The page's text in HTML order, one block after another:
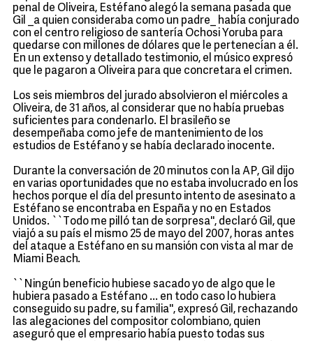
penal de Oliveira, Estéfano alegó la semana pasada que
Gil _a quien consideraba como un padre_ había conjurado
con el centro religioso de santería Ochosi Yoruba para
quedarse con millones de dólares que le pertenecían a él.
En un extenso y detallado testimonio, el músico expresó
que le pagaron a Oliveira para que concretara el crimen.
Los seis miembros del jurado absolvieron el miércoles a
Oliveira, de 31 años, al considerar que no había pruebas
suficientes para condenarlo. El brasileño se
desempeñaba como jefe de mantenimiento de los
estudios de Estéfano y se había declarado inocente.
Durante la conversación de 20 minutos con la AP, Gil dijo
en varias oportunidades que no estaba involucrado en los
hechos porque el día del presunto intento de asesinato a
Estéfano se encontraba en España y no en Estados
Unidos. ``Todo me pilló tan de sorpresa'', declaró Gil, que
viajó a su país el mismo 25 de mayo del 2007, horas antes
del ataque a Estéfano en su mansión con vista al mar de
Miami Beach.
``Ningún beneficio hubiese sacado yo de algo que le
hubiera pasado a Estéfano ... en todo caso lo hubiera
conseguido su padre, su familia'', expresó Gil, rechazando
las alegaciones del compositor colombiano, quien
aseguró que el empresario había puesto todas sus